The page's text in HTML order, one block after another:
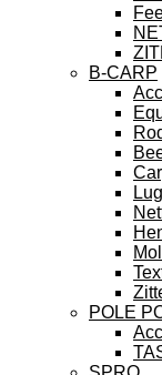
B-CARP
POLE